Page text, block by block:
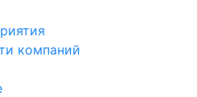
компаний